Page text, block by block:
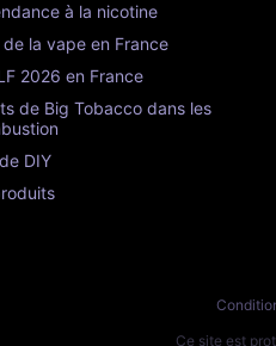
à la nicotine
la vape en France
2026 en France
de Big Tobacco dans les
DIY
Ce site est